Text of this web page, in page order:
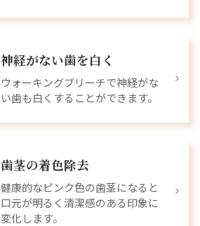
神経がない歯を白く
ウォーキングブリーチで神経がな
い歯も白くすることができます。
歯茎の着色除去
健康的なピンク色の歯茎になると
口元が明るく清潔感のある印象に
変化します。